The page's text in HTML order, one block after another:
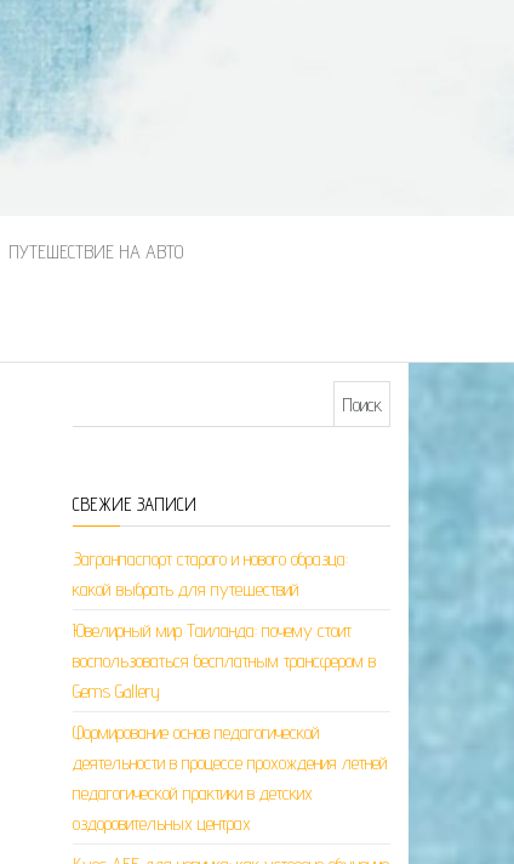
ПУТЕШЕСТВИЕ НА АВТО
СВЕЖИЕ ЗАПИСИ
Загранпаспорт старого и нового образца:
какой выбрать для путешествий
Ювелирный мир Таиланда: почему стоит
воспользоваться бесплатным трансфером в
Gems Gallery
Формирование основ педагогической
деятельности в процессе прохождения летней
педагогической практики в детских
оздоровительных центрах